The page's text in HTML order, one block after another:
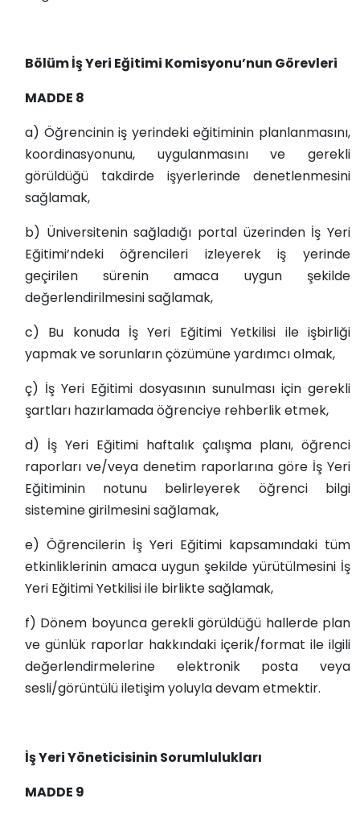
Bölüm İş Yeri Eğitimi Komisyonu’nun Görevleri
MADDE 8
a) Öğrencinin iş yerindeki eğitiminin planlanmasını,
koordinasyonunu, uygulanmasını ve gerekli
görüldüğü takdirde işyerlerinde denetlenmesini
sağlamak,
b) Üniversitenin sağladığı portal üzerinden İş Yeri
Eğitimi’ndeki öğrencileri izleyerek iş yerinde
geçirilen sürenin amaca uygun şekilde
değerlendirilmesini sağlamak,
c) Bu konuda İş Yeri Eğitimi Yetkilisi ile işbirliği
yapmak ve sorunların çözümüne yardımcı olmak,
ç) İş Yeri Eğitimi dosyasının sunulması için gerekli
şartları hazırlamada öğrenciye rehberlik etmek,
d) İş Yeri Eğitimi haftalık çalışma planı, öğrenci
raporları ve/veya denetim raporlarına göre İş Yeri
Eğitiminin notunu belirleyerek öğrenci bilgi
sistemine girilmesini sağlamak,
e) Öğrencilerin İş Yeri Eğitimi kapsamındaki tüm
etkinliklerinin amaca uygun şekilde yürütülmesini İş
Yeri Eğitimi Yetkilisi ile birlikte sağlamak,
f) Dönem boyunca gerekli görüldüğü hallerde plan
ve günlük raporlar hakkındaki içerik/format ile ilgili
değerlendirmelerine elektronik posta veya
sesli/görüntülü iletişim yoluyla devam etmektir.
İş Yeri Yöneticisinin Sorumlulukları
MADDE 9